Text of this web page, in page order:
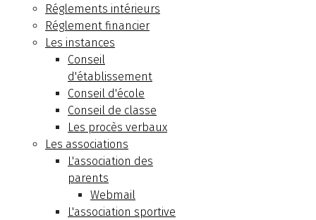
Réglements intérieurs
Réglement financier
Les instances
Conseil
d'établissement
Conseil d'école
Conseil de classe
Les procès verbaux
Les associations
L'association des
parents
Webmail
L'association sportive